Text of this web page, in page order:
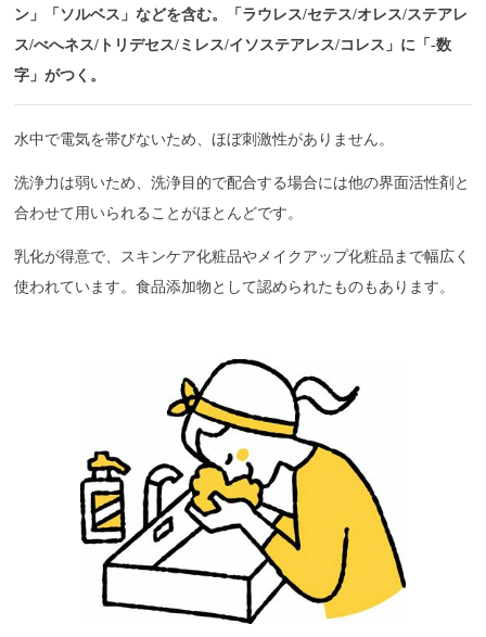
ン」「ソルベス」などを含む。
「ラウレス/セテス/オレス/ステアレ
ス/べへネス/トリデセス/ミレス/イソステアレス/コレス」に「-数
字」がつく。
水中で電気を帯びないため、ほぼ刺激性がありません。
洗浄力は弱いため、洗浄目的で配合する場合には他の界面活性剤と
合わせて用いられることがほとんどです。
乳化が得意で、スキンケア化粧品やメイクアップ化粧品まで幅広く
使われています。食品添加物として認められたものもあります。